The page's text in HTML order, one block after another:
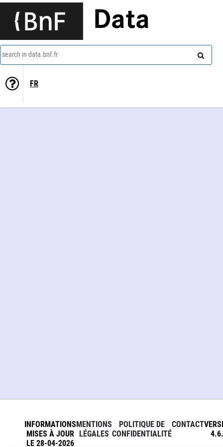
Data
search in data.bnf.fr
FR
INFORMATIONS
MISES À JOUR
LE 28-04-2026
MENTIONS
LÉGALES
POLITIQUE DE
CONFIDENTIALITÉ
CONTACT